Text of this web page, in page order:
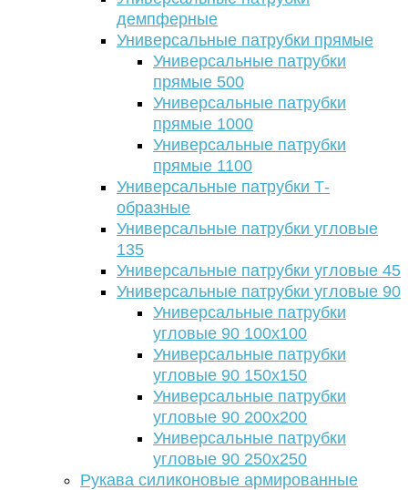
демпферные
Универсальные патрубки прямые
Универсальные патрубки
прямые 500
Универсальные патрубки
прямые 1000
Универсальные патрубки
прямые 1100
Универсальные патрубки Т-
образные
Универсальные патрубки угловые
135
Универсальные патрубки угловые 45
Универсальные патрубки угловые 90
Универсальные патрубки
угловые 90 100х100
Универсальные патрубки
угловые 90 150х150
Универсальные патрубки
угловые 90 200х200
Универсальные патрубки
угловые 90 250х250
Рукава силиконовые армированные